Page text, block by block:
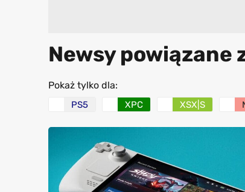
Newsy powiązane
Pokaż tylko dla:
PS5 XPC XSX|S